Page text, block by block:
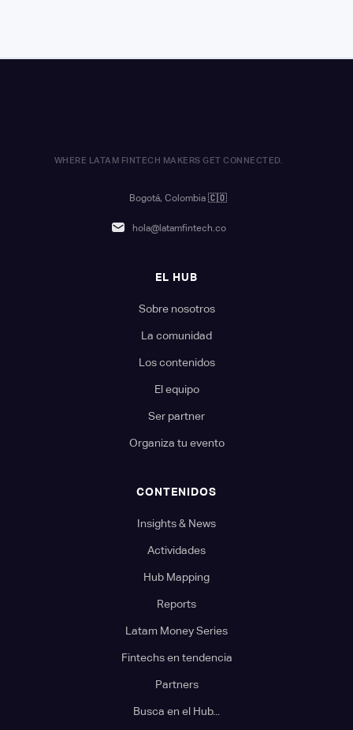
WHERE LATAM FINTECH MAKERS GET CONNECTED.
Bogotá, Colombia 🇨🇴
hola@latamfintech.co
EL HUB
Sobre nosotros
La comunidad
Los contenidos
El equipo
Ser partner
Organiza tu evento
CONTENIDOS
Insights & News
Actividades
Hub Mapping
Reports
Latam Money Series
Fintechs en tendencia
Partners
Busca en el Hub...